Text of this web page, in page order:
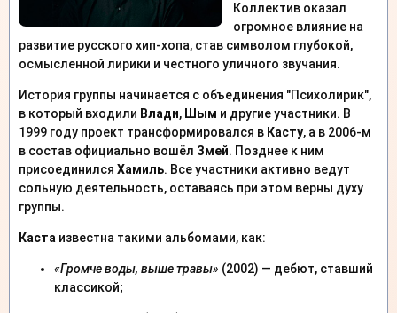
Коллектив оказал
огромное влияние на
развитие русского хип-хопа, став символом глубокой,
осмысленной лирики и честного уличного звучания.
История группы начинается с объединения "Психолирик",
в который входили Влади, Шым и другие участники. В
1999 году проект трансформировался в Касту, а в 2006-м
в состав официально вошёл Змей. Позднее к ним
присоединился Хамиль. Все участники активно ведут
сольную деятельность, оставаясь при этом верны духу
группы.
Каста известна такими альбомами, как:
«Громче воды, выше травы» (2002) — дебют, ставший
классикой;